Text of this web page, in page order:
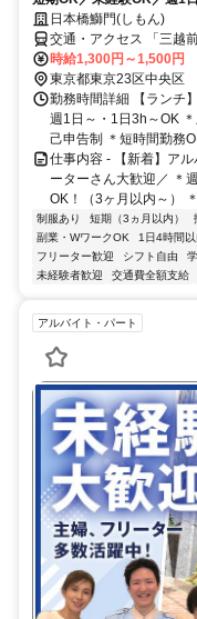
日本橋鰤門(しもん)
交通・アクセス 「三越
「日本橋駅」徒歩6分
時給1,300円～1,500円
東京都東京23区中央区
勤務時間詳細 【ランチ
週1日～・1日3h～OK
己申告制 ＊短時間勤務
仕事内容 - 【新着】ア
ーターさん大歓迎／ ＊
OK！（3ヶ月以内～）
制服あり 短期（3ヵ月以内）
副業・WワークOK
1日4時間
フリーター歓迎
シフト自由
未経験者歓迎
交通費全額支給
アルバイト・パート